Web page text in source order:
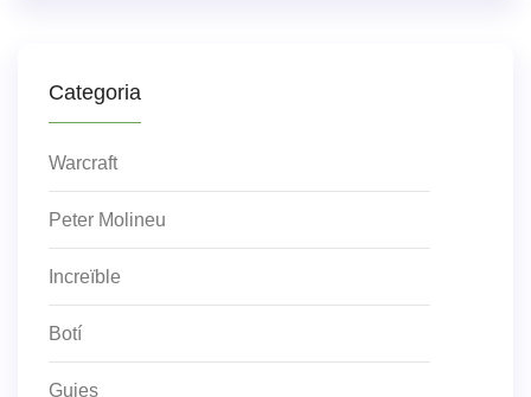
Categoria
Warcraft
Peter Molineu
Increïble
Botí
Guies